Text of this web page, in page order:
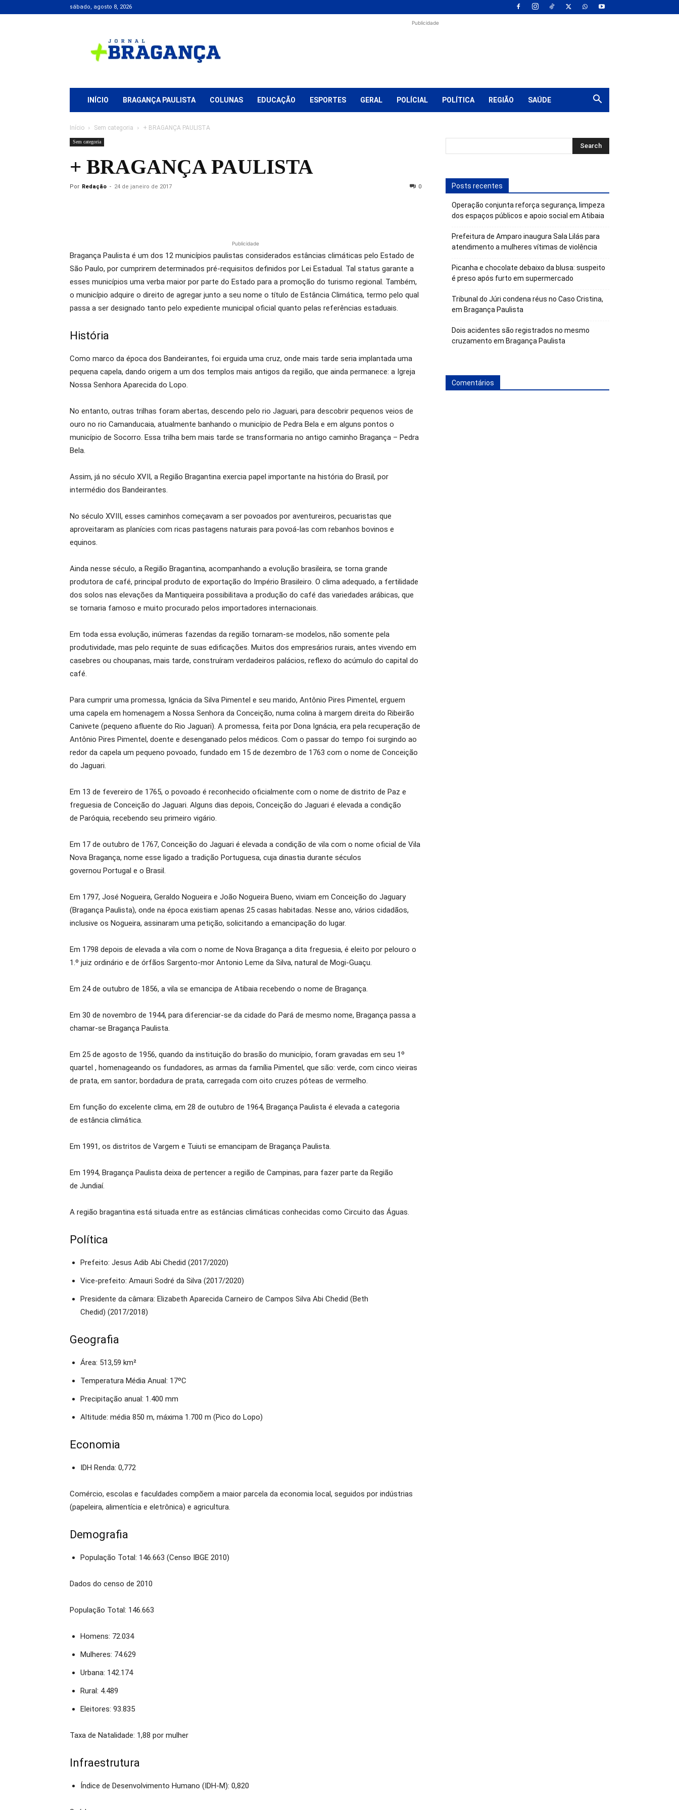
sábado, agosto 8, 2026
+
Bragança
Publicidade
INÍCIO BRAGANÇA PAULISTA COLUNAS EDUCAÇÃO ESPORTES GERAL POLÍCIAL POLÍTICA REGIÃO SAÚDE
Início Sem categoria + BRAGANÇA PAULISTA
Sem categoria
+ BRAGANÇA PAULISTA
Por Redação - 24 de janeiro de 2017 0
Publicidade
Bragança Paulista é um dos 12 municípios paulistas considerados estâncias climáticas pelo Estado de
São Paulo, por cumprirem determinados pré-requisitos definidos por Lei Estadual. Tal status garante a
esses municípios uma verba maior por parte do Estado para a promoção do turismo regional. Também,
o município adquire o direito de agregar junto a seu nome o título de Estância Climática, termo pelo qual
passa a ser designado tanto pelo expediente municipal oficial quanto pelas referências estaduais.
História
Como marco da época dos Bandeirantes, foi erguida uma cruz, onde mais tarde seria implantada uma
pequena capela, dando origem a um dos templos mais antigos da região, que ainda permanece: a Igreja
Nossa Senhora Aparecida do Lopo.
No entanto, outras trilhas foram abertas, descendo pelo rio Jaguari, para descobrir pequenos veios de
ouro no rio Camanducaia, atualmente banhando o município de Pedra Bela e em alguns pontos o
município de Socorro. Essa trilha bem mais tarde se transformaria no antigo caminho Bragança – Pedra
Bela.
Assim, já no século XVII, a Região Bragantina exercia papel importante na história do Brasil, por
intermédio dos Bandeirantes.
No século XVIII, esses caminhos começavam a ser povoados por aventureiros, pecuaristas que
aproveitaram as planícies com ricas pastagens naturais para povoá-las com rebanhos bovinos e
equinos.
Ainda nesse século, a Região Bragantina, acompanhando a evolução brasileira, se torna grande
produtora de café, principal produto de exportação do Império Brasileiro. O clima adequado, a fertilidade
dos solos nas elevações da Mantiqueira possibilitava a produção do café das variedades arábicas, que
se tornaria famoso e muito procurado pelos importadores internacionais.
Em toda essa evolução, inúmeras fazendas da região tornaram-se modelos, não somente pela
produtividade, mas pelo requinte de suas edificações. Muitos dos empresários rurais, antes vivendo em
casebres ou choupanas, mais tarde, construíram verdadeiros palácios, reflexo do acúmulo do capital do
café.
Para cumprir uma promessa, Ignácia da Silva Pimentel e seu marido, Antônio Pires Pimentel, erguem
uma capela em homenagem a Nossa Senhora da Conceição, numa colina à margem direita do Ribeirão
Canivete (pequeno afluente do Rio Jaguari). A promessa, feita por Dona Ignácia, era pela recuperação de
Antônio Pires Pimentel, doente e desenganado pelos médicos. Com o passar do tempo foi surgindo ao
redor da capela um pequeno povoado, fundado em 15 de dezembro de 1763 com o nome de Conceição
do Jaguari.
Em 13 de fevereiro de 1765, o povoado é reconhecido oficialmente com o nome de distrito de Paz e
freguesia de Conceição do Jaguari. Alguns dias depois, Conceição do Jaguari é elevada a condição
de Paróquia, recebendo seu primeiro vigário.
Em 17 de outubro de 1767, Conceição do Jaguari é elevada a condição de vila com o nome oficial de Vila
Nova Bragança, nome esse ligado a tradição Portuguesa, cuja dinastia durante séculos
governou Portugal e o Brasil.
Em 1797, José Nogueira, Geraldo Nogueira e João Nogueira Bueno, viviam em Conceição do Jaguary
(Bragança Paulista), onde na época existiam apenas 25 casas habitadas. Nesse ano, vários cidadãos,
inclusive os Nogueira, assinaram uma petição, solicitando a emancipação do lugar.
Em 1798 depois de elevada a vila com o nome de Nova Bragança a dita freguesia, é eleito por pelouro o
1.º juiz ordinário e de órfãos Sargento-mor Antonio Leme da Silva, natural de Mogi-Guaçu.
Em 24 de outubro de 1856, a vila se emancipa de Atibaia recebendo o nome de Bragança.
Em 30 de novembro de 1944, para diferenciar-se da cidade do Pará de mesmo nome, Bragança passa a
chamar-se Bragança Paulista.
Em 25 de agosto de 1956, quando da instituição do brasão do município, foram gravadas em seu 1º
quartel , homenageando os fundadores, as armas da família Pimentel, que são: verde, com cinco vieiras
de prata, em santor; bordadura de prata, carregada com oito cruzes póteas de vermelho.
Em função do excelente clima, em 28 de outubro de 1964, Bragança Paulista é elevada a categoria
de estância climática.
Em 1991, os distritos de Vargem e Tuiuti se emancipam de Bragança Paulista.
Em 1994, Bragança Paulista deixa de pertencer a região de Campinas, para fazer parte da Região
de Jundiaí.
A região bragantina está situada entre as estâncias climáticas conhecidas como Circuito das Águas.
Política
Prefeito: Jesus Adib Abi Chedid (2017/2020)
Vice-prefeito: Amauri Sodré da Silva (2017/2020)
Presidente da câmara: Elizabeth Aparecida Carneiro de Campos Silva Abi Chedid (Beth
Chedid) (2017/2018)
Geografia
Área: 513,59 km²
Temperatura Média Anual: 17ºC
Precipitação anual: 1.400 mm
Altitude: média 850 m, máxima 1.700 m (Pico do Lopo)
Economia
IDH Renda: 0,772
Comércio, escolas e faculdades compõem a maior parcela da economia local, seguidos por indústrias
(papeleira, alimentícia e eletrônica) e agricultura.
Demografia
População Total: 146.663 (Censo IBGE 2010)
Dados do censo de 2010
População Total: 146.663
Homens: 72.034
Mulheres: 74.629
Urbana: 142.174
Rural: 4.489
Eleitores: 93.835
Taxa de Natalidade: 1,88 por mulher
Infraestrutura
Índice de Desenvolvimento Humano (IDH-M): 0,820
Posts recentes
Operação conjunta reforça segurança, limpeza
dos espaços públicos e apoio social em Atibaia
Prefeitura de Amparo inaugura Sala Lilás para
atendimento a mulheres vítimas de violência
Picanha e chocolate debaixo da blusa: suspeito
é preso após furto em supermercado
Tribunal do Júri condena réus no Caso Cristina,
em Bragança Paulista
Dois acidentes são registrados no mesmo
cruzamento em Bragança Paulista
Comentários